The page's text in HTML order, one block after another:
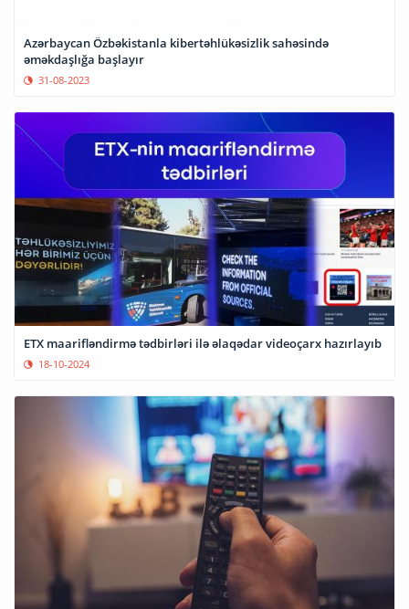
Azərbaycan Özbəkistanla kibertəhlükəsizlik sahəsində
əməkdaşlığa başlayır
31-08-2023
ETX maarifləndirmə tədbirləri ilə əlaqədar videoçarx hazırlayıb
18-10-2024